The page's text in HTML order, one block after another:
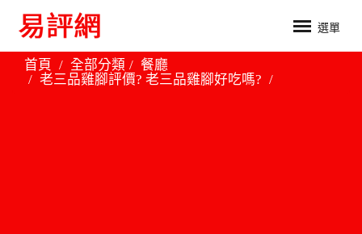
選單
首頁 全部分類
餐廳
老三品雞腳評價? 老三品雞腳好吃嗎?